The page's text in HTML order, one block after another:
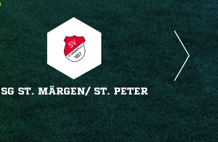
SG ST. MÄRGEN/​ ST. PETER